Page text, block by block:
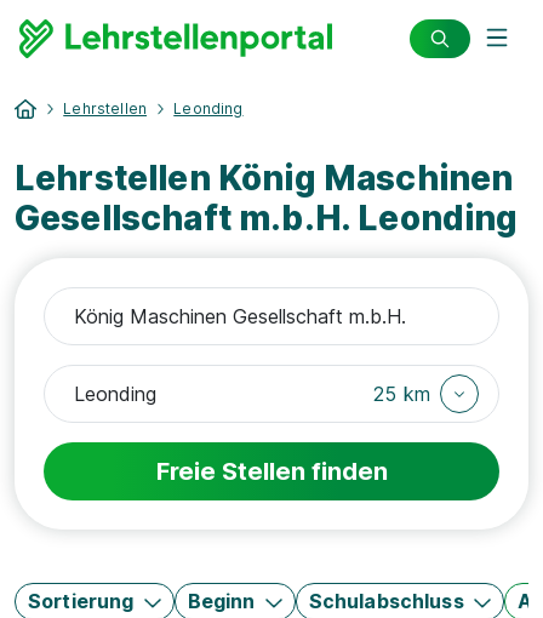
Lehrstellen Leonding
Lehrstellen König Maschinen
Gesellschaft m.b.H. Leonding
25 km
Freie Stellen finden
Sortierung Beginn Schulabschluss